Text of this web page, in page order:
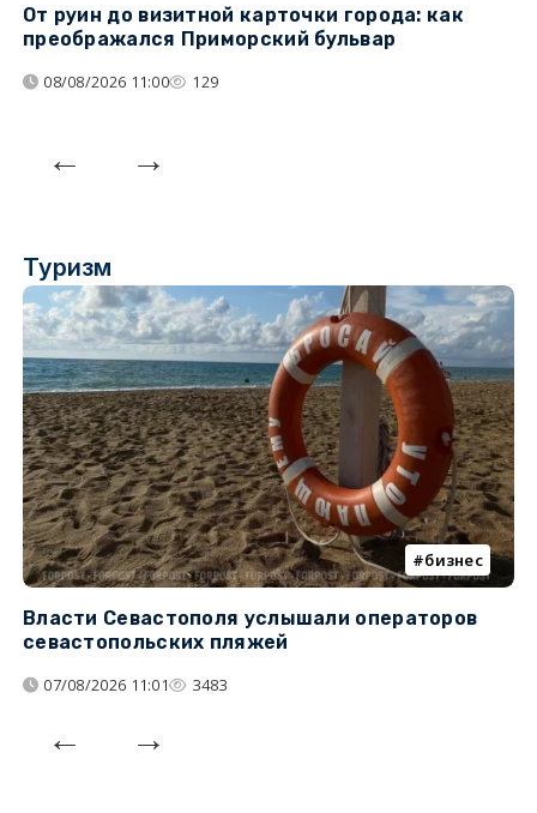
От руин до визитной карточки города: как
преображался Приморский бульвар
08/08/2026 11:00 129
Туризм
бизнес
Власти Севастополя услышали операторов
севастопольских пляжей
07/08/2026 11:01 3483